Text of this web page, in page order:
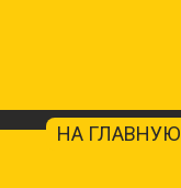
НА ГЛАВНУЮ